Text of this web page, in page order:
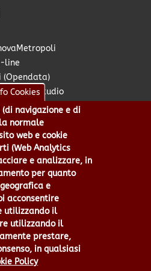
line
(Opendata)
allo Studio
Metropolitano
Appaltante
istanze online
- Piazzale Mazzini 2 -16122 -
00949170104 | Codice IPA: cmge
010 5499244 URP 010 5499456
509420 | P.E.C.:
|Note Legali
Cookies
navigazione e di
normale
web e cookie
(Web Analytics
e analizzare, in
per quanto
e
acconsentire
utilizzando il
utilizzando il
prestare,
in qualsiasi
Policy